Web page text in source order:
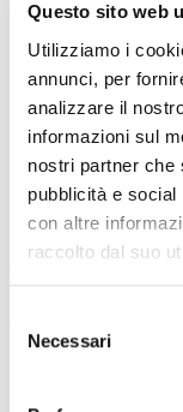
Questo sito web
Utilizziamo i
annunci, per
analizzare il
informazioni sul
nostri partner che
pubblicità e
con altre
raccolto dal suo
delNecessari
«Oramai è come la
sorridendo – c’èuna
sull’Isola a febbraio
ultimi anni, è
ciclisti».
Con il suo clima mite
garantito, la Spagna
maggiormente nel
sulle strade.
Sì, ma quanto costa